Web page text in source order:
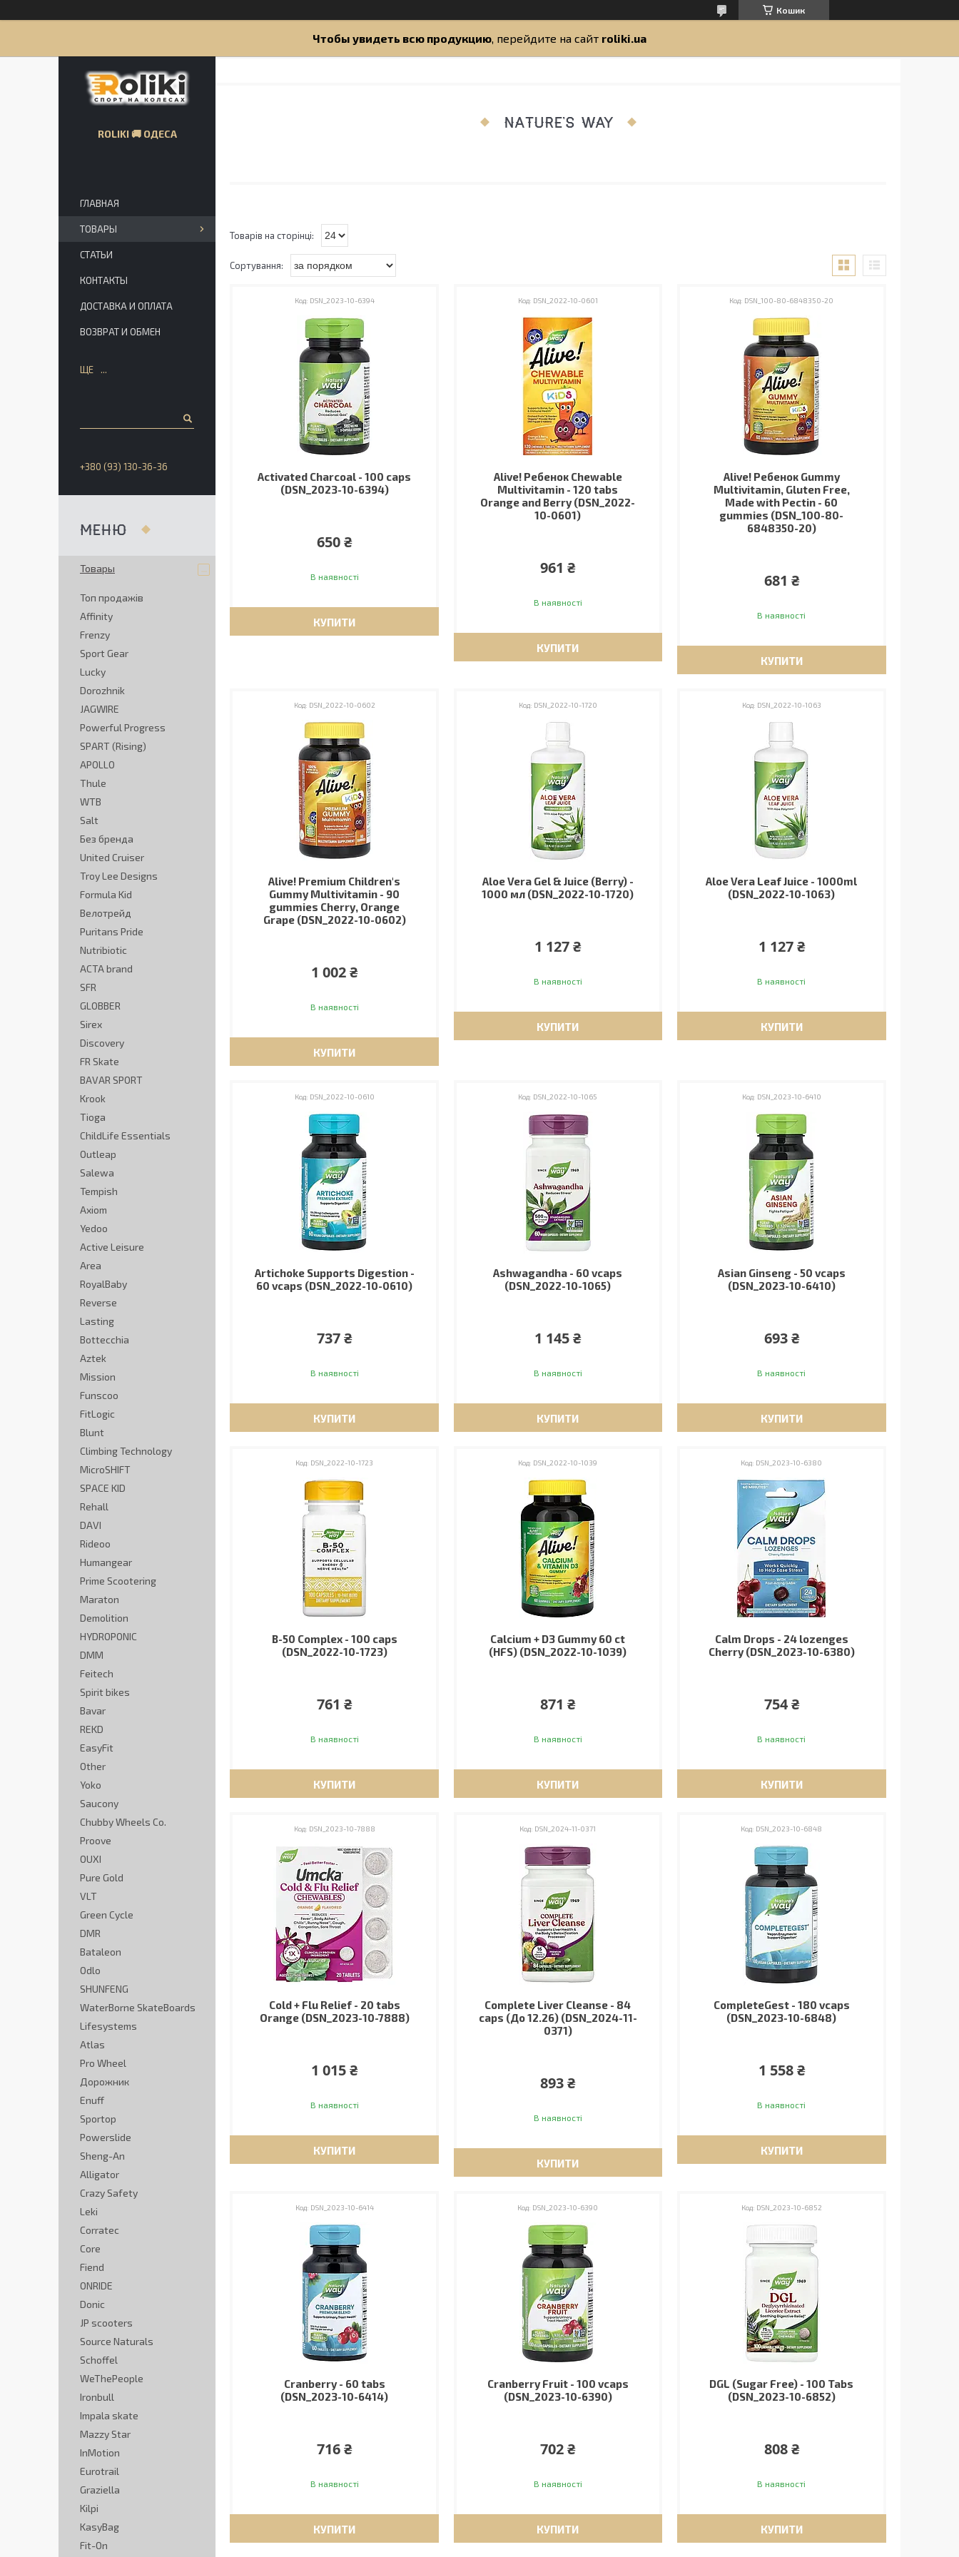
Кошик
Чтобы увидеть всю продукцию, перейдите на сайт roliki.ua
NATURE'S WAY
DSN_2023-10-6394
Activated Charcoal - 100 caps
(DSN_2023-10-6394)
650 ₴
В наявності
КУПИТИ
DSN_2022-10-0601
Alive! Ребенок Chewable
Multivitamin - 120 tabs
Orange and Berry (DSN_2022-
10-0601)
961 ₴
В наявності
КУПИТИ
DSN_100-80-6848350-20
Alive! Ребенок Gummy
Multivitamin, Gluten Free,
Made with Pectin - 60
gummies (DSN_100-80-
6848350-20)
681 ₴
В наявності
КУПИТИ
DSN_2022-10-0602
Alive! Premium Children's
Gummy Multivitamin - 90
gummies Cherry, Orange
Grape (DSN_2022-10-0602)
1 002 ₴
В наявності
КУПИТИ
DSN_2022-10-1720
Aloe Vera Gel & Juice (Berry) -
1000 мл (DSN_2022-10-1720)
1 127 ₴
В наявності
КУПИТИ
DSN_2022-10-1063
Aloe Vera Leaf Juice - 1000ml
(DSN_2022-10-1063)
1 127 ₴
В наявності
КУПИТИ
DSN_2022-10-0610
Artichoke Supports Digestion -
60 vcaps (DSN_2022-10-0610)
737 ₴
В наявності
КУПИТИ
DSN_2022-10-1065
Ashwagandha - 60 vcaps
(DSN_2022-10-1065)
1 145 ₴
В наявності
КУПИТИ
DSN_2023-10-6410
Asian Ginseng - 50 vcaps
(DSN_2023-10-6410)
693 ₴
В наявності
КУПИТИ
DSN_2022-10-1723
B-50 Complex - 100 caps
(DSN_2022-10-1723)
761 ₴
В наявності
КУПИТИ
DSN_2022-10-1039
Calcium + D3 Gummy 60 ct
(HFS) (DSN_2022-10-1039)
871 ₴
В наявності
КУПИТИ
DSN_2023-10-6380
Calm Drops - 24 lozenges
Cherry (DSN_2023-10-6380)
754 ₴
В наявності
КУПИТИ
DSN_2023-10-7888
Cold + Flu Relief - 20 tabs
Orange (DSN_2023-10-7888)
1 015 ₴
В наявності
КУПИТИ
DSN_2024-11-0371
Complete Liver Cleanse - 84
caps (До 12.26) (DSN_2024-11-
0371)
893 ₴
В наявності
КУПИТИ
DSN_2023-10-6848
CompleteGest - 180 vcaps
(DSN_2023-10-6848)
1 558 ₴
В наявності
КУПИТИ
DSN_2023-10-6414
Cranberry - 60 tabs
(DSN_2023-10-6414)
716 ₴
В наявності
КУПИТИ
DSN_2023-10-6390
Cranberry Fruit - 100 vcaps
(DSN_2023-10-6390)
702 ₴
В наявності
КУПИТИ
DSN_2023-10-6852
DGL (Sugar Free) - 100 Tabs
(DSN_2023-10-6852)
808 ₴
В наявності
КУПИТИ
ROLIKI 🚚 ОДЕСА
ГЛАВНАЯ
ТОВАРЫ
СТАТЬИ
КОНТАКТЫ
ДОСТАВКА И ОПЛАТА
ВОЗВРАТ И ОБМЕН
ЩЕ
+380 (93) 130-36-36
Товары
Топ продажів
Affinity
Frenzy
Sport Gear
Lucky
Dorozhnik
JAGWIRE
Powerful Progress
SPART (Rising)
APOLLO
Thule
WTB
Salt
Без бренда
United Cruiser
Troy Lee Designs
Formula Kid
Велотрейд
Puritans Pride
Nutribiotic
ACTA brand
SFR
GLOBBER
Sirex
Discovery
FR Skate
BAVAR SPORT
Krook
Tioga
ChildLife Essentials
Outleap
Salewa
Tempish
Axiom
Yedoo
Active Leisure
Area
RoyalBaby
Reverse
Lasting
Bottecchia
Aztek
Mission
Funscoo
FitLogic
Blunt
Climbing Technology
MicroSHIFT
SPACE KID
Rehall
DAVI
Rideoo
Humangear
Prime Scootering
Maraton
Demolition
HYDROPONIC
DMM
Feitech
Spirit bikes
Bavar
REKD
EasyFit
Other
Yoko
Saucony
Chubby Wheels Co.
Proove
OUXI
Pure Gold
VLT
Green Cycle
DMR
Bataleon
Odlo
SHUNFENG
WaterBorne SkateBoards
Lifesystems
Atlas
Pro Wheel
Дорожник
Enuff
Sportop
Powerslide
Sheng-An
Alligator
Crazy Safety
Leki
Corratec
Core
Fiend
ONRIDE
Donic
JP scooters
Source Naturals
Schoffel
WeThePeople
Ironbull
Impala skate
Mazzy Star
InMotion
Eurotrail
Graziella
Kilpi
KasyBag
Fit-On